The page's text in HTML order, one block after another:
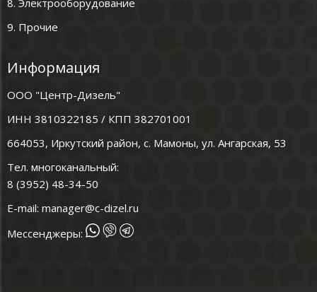
9. Прочие
Информация
ООО "Центр-Дизель"
ИНН 3810322185 / КПП 382701001
664053, Иркутский район, с. Мамоны, ул. Ангарская, 53
Тел. многоканальный:
8 (3952) 48-34-50
E-mail: manager@c-dizel.ru
Мессенджеры: